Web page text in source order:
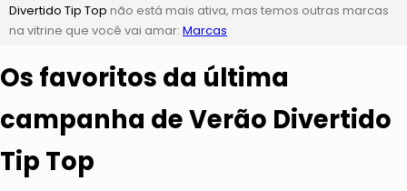
Divertido Tip Top não está mais ativa, mas temos outras marcas
na vitrine que você vai amar: Marcas
Os favoritos da última
campanha de Verão Divertido
Tip Top